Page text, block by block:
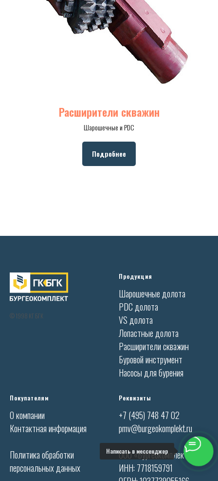
Расширители скважин
Шарошечные и PDC
Подробнее
Написать в мессенджер
© 1998 КГ БГК
Продукция
Шарошечные долота
PDC долота
VS долота
Лопастные долота
Расширители скважин
Буровой инструмент
Насосы для бурения
Покупателям
О компании
Контактная информация
Политика обработки
персональных данных
Реквизиты
+7 (495) 748 47 02
pmv@burgeokomplekt.ru
ООО «Бургеокомплект»
ИНН: 7718159791